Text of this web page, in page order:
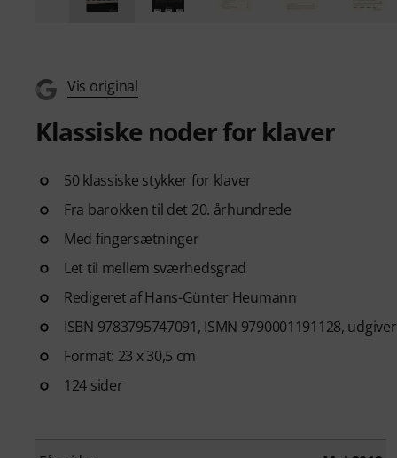
Vis original
Klassiske noder for klaver
50 klassiske stykker for klaver
Fra barokken til det 20. århundrede
Med fingersætninger
Let til mellem sværhedsgrad
Redigeret af Hans-Günter Heumann
ISBN 9783795747091, ISMN 9790001191128,
Format: 23 x 30,5 cm
124 sider